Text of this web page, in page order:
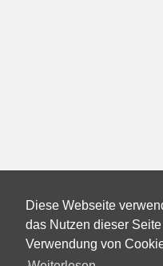
Diese Webseite
das Nutzen dieser
Verwendung von